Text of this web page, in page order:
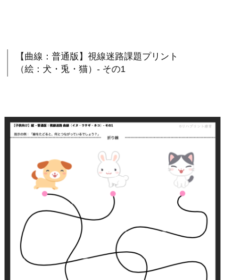
【曲線：普通版】視線迷路課題プリント
（絵：犬・兎・猫）- その1